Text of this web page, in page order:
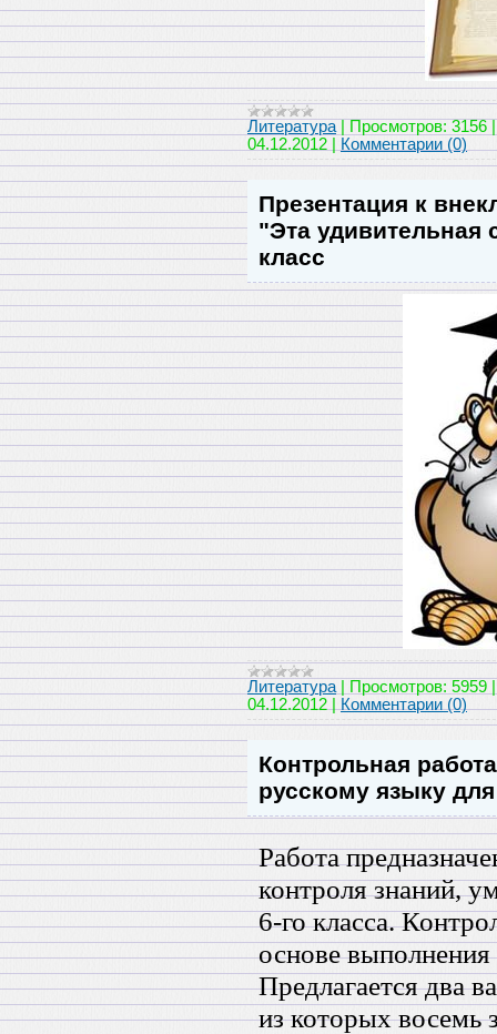
Литература Просмотров: 3156
04.12.2012
Комментарии (0)
Презентация к
"Эта удивительная
класс
Литература Просмотров: 5959
04.12.2012
Комментарии (0)
Контрольная
русскому языку
Работа
контроля знаний,
6-го класса.
основе
Предлагается два
из которых восемь